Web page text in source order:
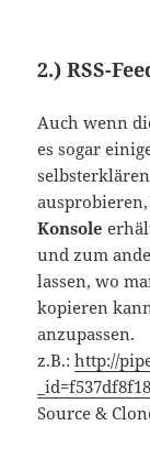
2.) RSS-
Auch wenn
es sogar
Konsole
und zum
lassen, wo
kopieren
anzupassen.
z.B.:http://
Source &